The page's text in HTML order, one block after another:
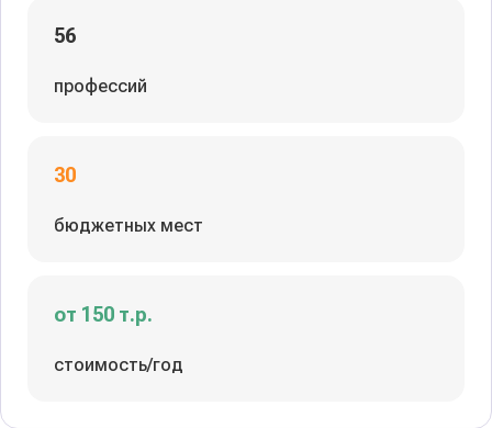
56
профессий
30
бюджетных мест
от 150 т.р.
стоимость/год